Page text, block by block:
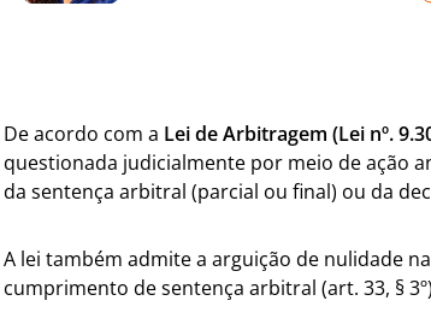
De acordo com a Lei de Arbitragem (Lei nº.
questionada judicialmente por meio de ação
da sentença arbitral (parcial ou final) ou da
A lei também admite a arguição de nulidade
cumprimento de sentença arbitral (art. 33, §